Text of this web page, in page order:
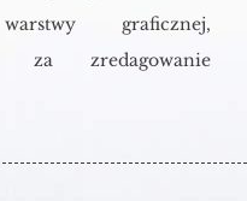
graficznej,
za zredagowanie